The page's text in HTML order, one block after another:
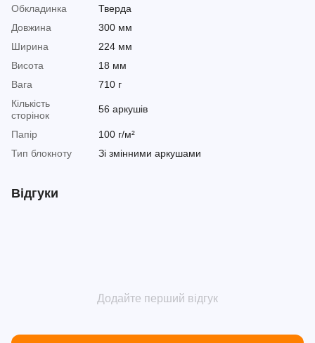
Обкладинка
Тверда
Довжина
300 мм
Ширина
224 мм
Висота
18 мм
Вага
710 г
Кількість
сторінок
56 аркушів
Папір
100 г/м²
Тип блокноту
Зі змінними аркушами
Відгуки
Додайте перший відгук